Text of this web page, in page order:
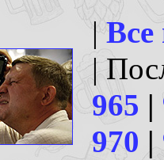
|
|
965 |
970 |